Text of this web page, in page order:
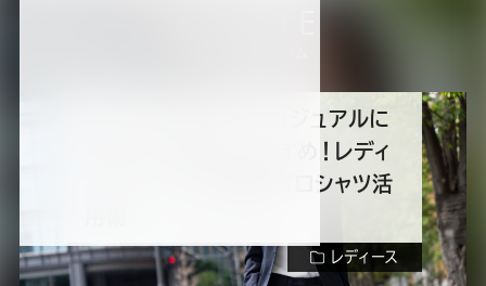
タン
ー ー ー ー
オ
ー
フォーマルな中でもカジュアルに
魅せたい女性におすすめ！レディ
ーススーツでの最新ポロシャツ活
レディース